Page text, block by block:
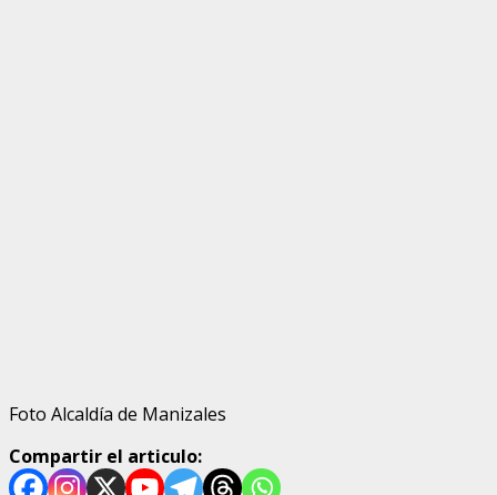
Foto Alcaldía de Manizales
Compartir el articulo: